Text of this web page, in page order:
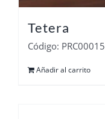
Tetera
Código: PRC00015
Añadir al carrito